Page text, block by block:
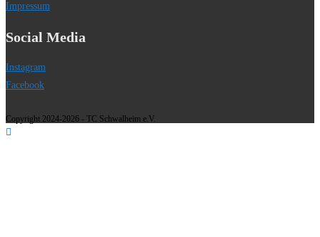
Impressum
Social Media
Instagram
Facebook
Copyright 2024-2026 - TC Schwalheim e.V.